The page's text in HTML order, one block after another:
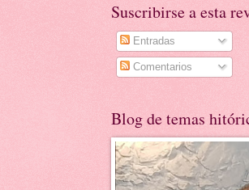
Suscribirse a esta
Entradas
Comentarios
Blog de temas